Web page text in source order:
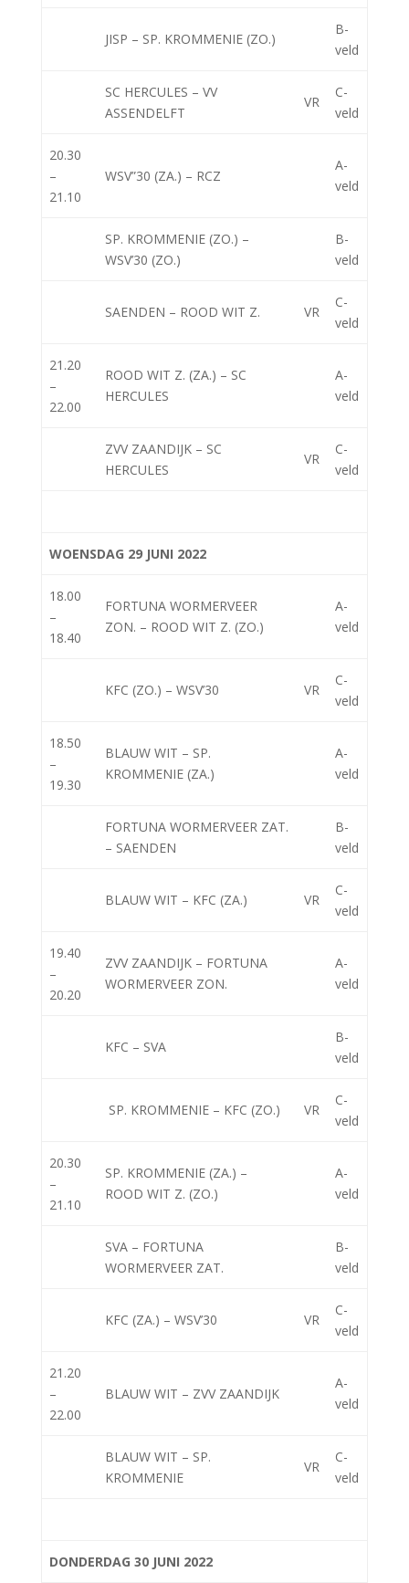
JISP – SP. KROMMENIE (ZO.)
B-
veld
SC HERCULES – VV
ASSENDELFT
VR
C-
veld
20.30
–
21.10
WSV”30 (ZA.) – RCZ
A-
veld
SP. KROMMENIE (ZO.) –
WSV’30 (ZO.)
B-
veld
SAENDEN – ROOD WIT Z. VR
C-
veld
21.20
–
22.00
ROOD WIT Z. (ZA.) – SC
HERCULES
A-
veld
ZVV ZAANDIJK – SC
HERCULES
VR
C-
veld
WOENSDAG 29 JUNI 2022
18.00
–
18.40
FORTUNA WORMERVEER
ZON. – ROOD WIT Z. (ZO.)
A-
veld
KFC (ZO.) – WSV’30 VR
C-
veld
18.50
–
19.30
BLAUW WIT – SP.
KROMMENIE (ZA.)
A-
veld
FORTUNA WORMERVEER ZAT.
– SAENDEN
B-
veld
BLAUW WIT – KFC (ZA.) VR
C-
veld
19.40
–
20.20
ZVV ZAANDIJK – FORTUNA
WORMERVEER ZON.
A-
veld
KFC – SVA
B-
veld
SP. KROMMENIE – KFC (ZO.) VR
C-
veld
20.30
–
21.10
SP. KROMMENIE (ZA.) –
ROOD WIT Z. (ZO.)
A-
veld
SVA – FORTUNA
WORMERVEER ZAT.
B-
veld
KFC (ZA.) – WSV’30 VR
C-
veld
21.20
–
22.00
BLAUW WIT – ZVV ZAANDIJK
A-
veld
BLAUW WIT – SP.
KROMMENIE
VR
C-
veld
DONDERDAG 30 JUNI 2022